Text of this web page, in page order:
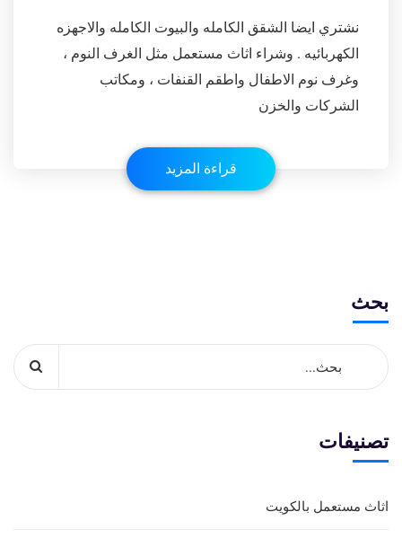
نشتري ايضا الشقق الكامله والبيوت الكامله والاجهزه
الكهربائيه . وشراء اثاث مستعمل مثل الغرف النوم ،
وغرف نوم الاطفال واطقم القنفات ، ومكاتب
الشركات والخزن
قراءة المزيد
بحث
تصنيفات
اثاث مستعمل بالكويت